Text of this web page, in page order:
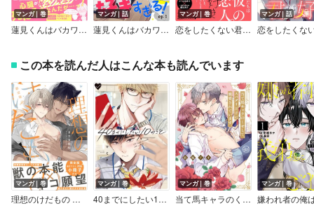
マンガ｜巻
蓮見くんはバカワイイ委員長が好きすぎる！
マンガ｜話
蓮見くんはバカワイイ委員長が好きすぎる！ 単話版
マンガ｜巻
恋をしたくない君が好き
マンガ｜話
この本を読んだ人はこんな本も読んでいます
マンガ｜巻
理想のけだもの 限定版【小冊子＆特典ペーパー付き】【Renta！限定特典付き】
マンガ｜巻
40までにしたい10のこと【電子特別版】
マンガ｜巻
当て馬キャラのくせして、スパダリ王子に寵愛されています。【単行本版特典ペーパー付き】
マンガ｜巻